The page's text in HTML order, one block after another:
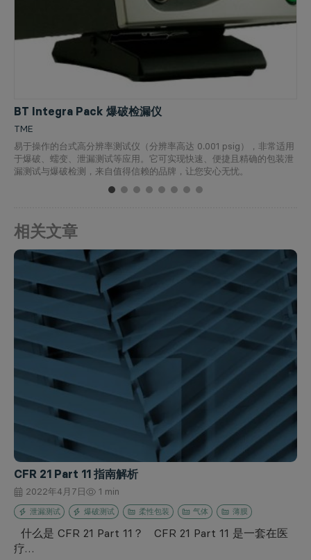
BT Integra Pack 爆破检漏仪
TME
易于操作的台式高分辨率测试仪（分辨率高达 0.001 psig），非常适用
于爆破、蠕变、泄漏测试等应用。它可实现快速、便捷且精确的包装泄
漏测试与爆破检测，来自值得信赖的品牌，让您安心无忧。
相关文章
CFR 21 Part 11 指南解析
2022年4月7日 1 min
泄漏测试 爆破测试 柔性包装 气体 薄膜
什么是 CFR 21 Part 11？ CFR 21 Part 11 是一套在医
疗…